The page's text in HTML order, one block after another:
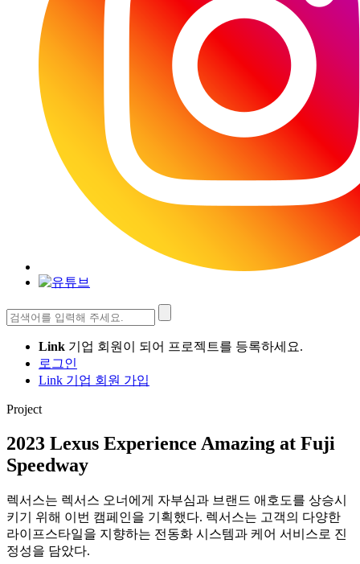
검
색:
Link 기업 회원이 되어 프로젝트를 등록하세요.
로그인
Link 기업 회원 가입
Project
2023 Lexus Experience Amazing at Fuji
Speedway
렉서스는 렉서스 오너에게 자부심과 브랜드 애호도를 상승시
키기 위해 이번 캠페인을 기획했다. 렉서스는 고객의 다양한
라이프스타일을 지향하는 전동화 시스템과 케어 서비스로 진
정성을 담았다.